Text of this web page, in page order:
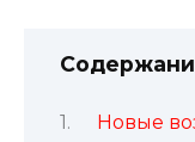
Новые